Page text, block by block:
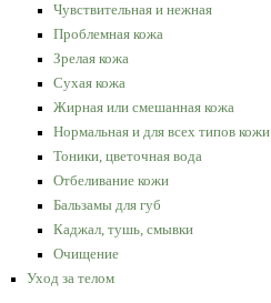
Чувствительная и нежная
Проблемная кожа
Зрелая кожа
Сухая кожа
Жирная или смешанная кожа
Нормальная и для всех типов кожи
Тоники, цветочная вода
Отбеливание кожи
Бальзамы для губ
Каджал, тушь, смывки
Очищение
Уход за телом